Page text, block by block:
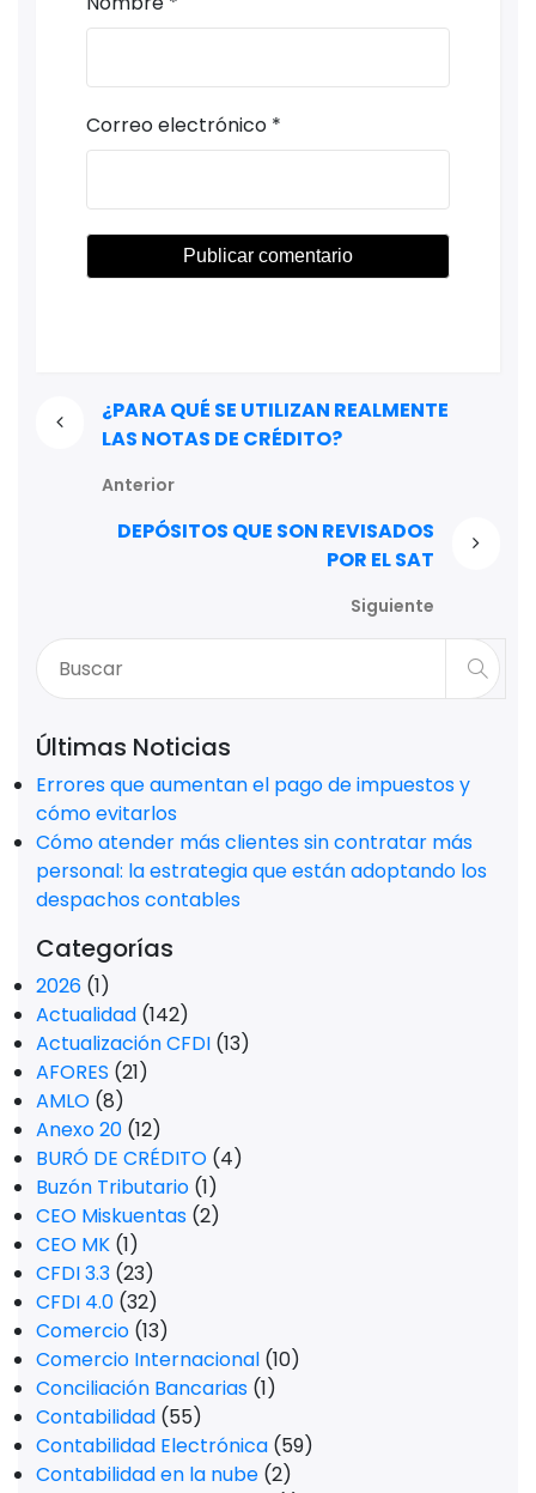
Correo electrónico *
¿PARA QUÉ SE UTILIZAN REALMENTE
LAS NOTAS DE CRÉDITO?
Anterior
DEPÓSITOS QUE SON REVISADOS
POR EL SAT
Siguiente
Últimas Noticias
Errores que aumentan el pago de impuestos y
cómo evitarlos
Cómo atender más clientes sin contratar más
personal: la estrategia que están adoptando los
despachos contables
Categorías
2026 (1)
Actualidad (142)
Actualización CFDI (13)
AFORES (21)
AMLO (8)
Anexo 20 (12)
BURÓ DE CRÉDITO (4)
Buzón Tributario (1)
CEO Miskuentas (2)
CEO MK (1)
CFDI 3.3 (23)
CFDI 4.0 (32)
Comercio (13)
Comercio Internacional (10)
Conciliación Bancarias (1)
Contabilidad (55)
Contabilidad Electrónica (59)
Contabilidad en la nube (2)